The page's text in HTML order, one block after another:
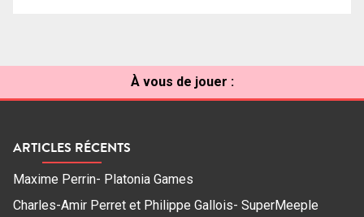
À vous de jouer :
ARTICLES RÉCENTS
Maxime Perrin- Platonia Games
Charles-Amir Perret et Philippe Gallois- SuperMeeple